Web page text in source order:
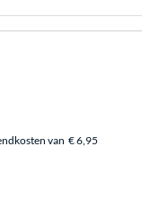
van € 6,95